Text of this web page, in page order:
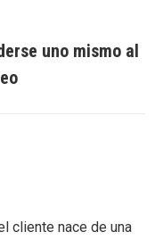
uno mismo al
cliente nace de una